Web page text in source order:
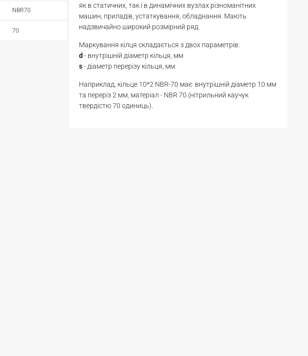
NBR70
70
як в статичних, так і в динамічних вузлах різноманітних
машин, приладів, устаткування, обладнання. Мають
надзвичайно широкий розмірний ряд.
Маркування кілця складається з двох параметрів:
d - внутрішній діаметр кільця, мм
s- діаметр перерізу кільця, мм.
Наприклад, кільце 10*2 NBR-70 має внутрішній діаметр 10 мм
та переріз 2 мм, матеріал - NBR 70 (нітрильний каучук
твердістю 70 одиниць).